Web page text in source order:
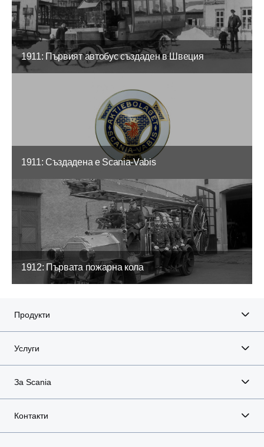
1911: Първият автобус създаден в Швеция
1911: Създадена е Scania-Vabis
1912: Първата пожарна кола
Продукти
Услуги
За Scania
Контакти